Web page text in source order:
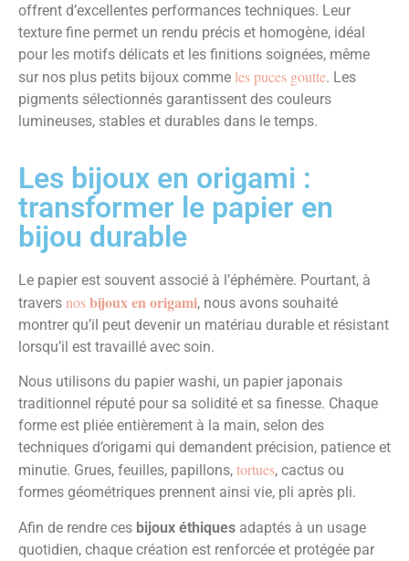
offrent d’excellentes performances techniques. Leur
texture fine permet un rendu précis et homogène, idéal
pour les motifs délicats et les finitions soignées, même
sur nos plus petits bijoux comme les puces goutte. Les
pigments sélectionnés garantissent des couleurs
lumineuses, stables et durables dans le temps.
Les bijoux en origami :
transformer le papier en
bijou durable
Le papier est souvent associé à l’éphémère. Pourtant, à
travers nosbijoux en origami, nous avons souhaité
montrer qu’il peut devenir un matériau durable et résistant
lorsqu’il est travaillé avec soin.
Nous utilisons du papier washi, un papier japonais
traditionnel réputé pour sa solidité et sa finesse. Chaque
forme est pliée entièrement à la main, selon des
techniques d’origami qui demandent précision, patience et
minutie. Grues, feuilles, papillons, tortues, cactus ou
formes géométriques prennent ainsi vie, pli après pli.
Afin de rendre ces bijoux éthiques adaptés à un usage
quotidien, chaque création est renforcée et protégée par